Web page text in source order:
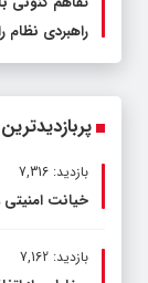
راهبردی نظام
بازدید: 7,316
خیانت امنیتی
بازدید: 7,162